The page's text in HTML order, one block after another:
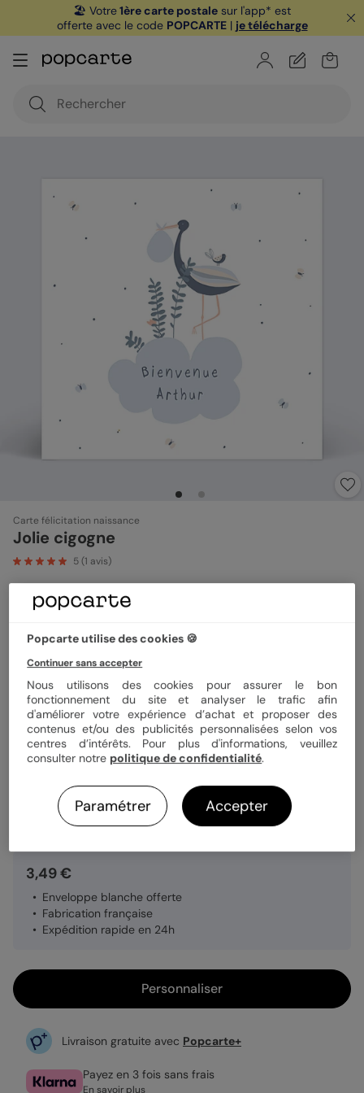
🏖️ Votre1ère carte postale sur l'app* est
offerte avec le code POPCARTE| je télécharge
Carte félicitation naissance
Jolie cigogne
5(1 avis)
Couleur
Format 14x14 cm
Papier Papier Satiné
Quantité 1 carte
3,49 €
Enveloppe blanche offerte
Fabrication française
Expédition rapide en 24h
Personnaliser
Livraison gratuite avec Popcarte+
Payez en 3 fois sans frais
En savoir plus
Popcarte utilise des cookies 🍪
Continuer sans accepter
Nous utilisons des cookies pour assurer le bon
fonctionnement du site et analyser le trafic afin
d'améliorer votre expérience d’achat et proposer des
contenus et/ou des publicités personnalisées selon vos
centres d’intérêts. Pour plus d'informations, veuillez
consulter notre politique de confidentialité.
Paramétrer Accepter